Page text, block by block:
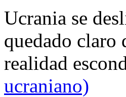
Ucrania se
quedado claro
realidad
ucraniano)